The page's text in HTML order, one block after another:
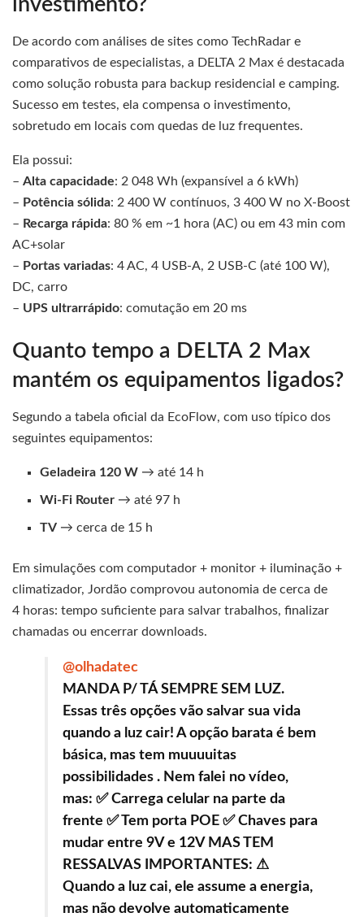
investimento?
De acordo com análises de sites como TechRadar e
comparativos de especialistas, a DELTA 2 Max é destacada
como solução robusta para backup residencial e camping.
Sucesso em testes, ela compensa o investimento,
sobretudo em locais com quedas de luz frequentes.
Ela possui:
– Alta capacidade: 2 048 Wh (expansível a 6 kWh)
– Potência sólida: 2 400 W contínuos, 3 400 W no X‑Boost
– Recarga rápida: 80 % em ~1 hora (AC) ou em 43 min com
AC+solar
– Portas variadas: 4 AC, 4 USB‑A, 2 USB‑C (até 100 W),
DC, carro
– UPS ultrarrápido: comutação em 20 ms
Quanto tempo a DELTA 2 Max
mantém os equipamentos ligados?
Segundo a tabela oficial da EcoFlow, com uso típico dos
seguintes equipamentos:
Geladeira 120 W → até 14 h
Wi‑Fi Router → até 97 h
TV → cerca de 15 h
Em simulações com computador + monitor + iluminação +
climatizador, Jordão comprovou autonomia de cerca de
4 horas: tempo suficiente para salvar trabalhos, finalizar
chamadas ou encerrar downloads.
@olhadatec
MANDA P/ TÁ SEMPRE SEM LUZ.
Essas três opções vão salvar sua vida
quando a luz cair! A opção barata é bem
básica, mas tem muuuuitas
possibilidades . Nem falei no vídeo,
mas: ✅ Carrega celular na parte da
frente ✅ Tem porta POE ✅ Chaves para
mudar entre 9V e 12V MAS TEM
RESSALVAS IMPORTANTES: ⚠
Quando a luz cai, ele assume a energia,
mas não devolve automaticamente